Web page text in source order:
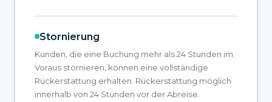
Stornierung
Kunden, die eine Buchung mehr als 24 Stunden im
Voraus stornieren, können eine vollständige
Rückerstattung erhalten. Rückerstattung möglich
innerhalb von 24 Stunden vor der Abreise.